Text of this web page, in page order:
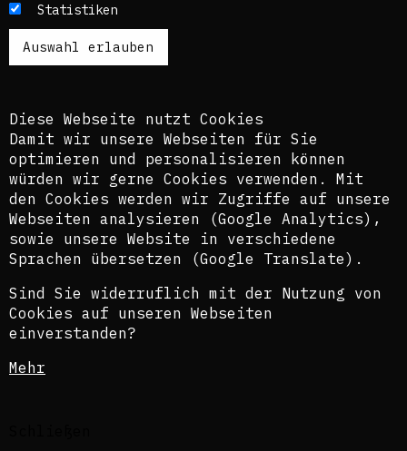
Französisch publiziert. Um einen möglichst
breiten Zugang zu ermöglichen, nutzen wir
zusätzlich ein automatisches Übersetzungstool.
Es ist dem kuratorischen Team bewusst, dass
werden.
The texts of this blog are usually published in
English and German, perspectively also in
French. In order to provide the widest possible
access, we also use an automatic translation
tool. The curatorial team is aware that these
translations do not in all cases do justice to
©Isabel Raabe 2021
Statistiken
Diese Webseite nutzt Cookies
Damit wir unsere Webseiten für Sie
optimieren und personalisieren können
würden wir gerne Cookies verwenden. Mit
den Cookies werden wir Zugriffe auf unsere
Webseiten analysieren (Google Analytics),
sowie unsere Website in verschiedene
Sprachen übersetzen (Google Translate).
Sind Sie widerruflich mit der Nutzung von
Cookies auf unseren Webseiten
einverstanden?
Mehr